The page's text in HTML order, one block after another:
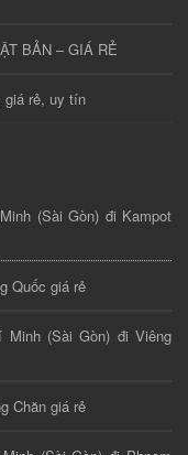
BẢN – GIÁ RẺ
giá rẻ, uy tín
(Sài Gòn) đi Kampot
Quốc giá rẻ
(Sài Gòn) đi Viêng
Chăn giá rẻ